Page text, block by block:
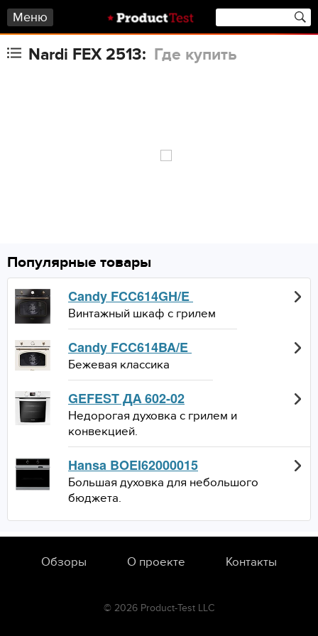
Меню
Nardi FEX 2513: Где купить
Популярные товары
Candy FCC614GH/E
Винтажный шкаф с грилем
Candy FCC614BA/E
Бежевая классика
GEFEST ДА 602-02
Недорогая духовка с грилем и
конвекцией.
Hansa BOEI62000015
Большая духовка для небольшого
бюджета.
Обзоры О проекте Контакты
© 2026 Product-Test LLC